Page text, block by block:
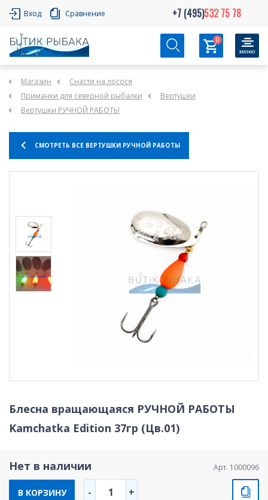
Вход Сравнение +7 (495)532 75 78
0
Магазин
Снасти на лосося
Приманки для северной рыбалки
Вертушки
Вертушки РУЧНОЙ РАБОТЫ
СМОТРЕТЬ ВСЕ ВЕРТУШКИ РУЧНОЙ РАБОТЫ
Блесна вращающаяся РУЧНОЙ РАБОТЫ
Kamchatka Edition 37гр (Цв.01)
Нет в наличии Арт. 1000096
В КОРЗИНУ - 1 +